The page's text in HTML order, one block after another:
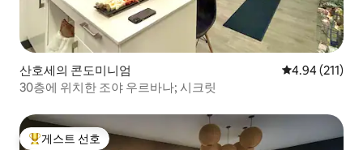
산호세의 콘도미니엄 평점 4.94점(5
4.94 (211)
30층에 위치한 조야 우르바나; 시크릿
상위 게스트 선호
게스트 선호